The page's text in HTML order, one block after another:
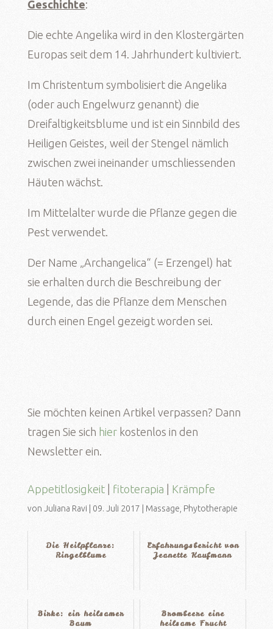
Geschichte:
Die echte Angelika wird in den Klostergärten
Europas seit dem 14. Jahrhundert kultiviert.
Im Christentum symbolisiert die Angelika
(oder auch Engelwurz genannt) die
Dreifaltigkeitsblume und ist ein Sinnbild des
Heiligen Geistes, weil der Stengel nämlich
zwischen zwei ineinander umschliessenden
Häuten wächst.
Im Mittelalter wurde die Pflanze gegen die
Pest verwendet.
Der Name „Archangelica“ (= Erzengel) hat
sie erhalten durch die Beschreibung der
Legende, das die Pflanze dem Menschen
durch einen Engel gezeigt worden sei.
Sie möchten keinen Artikel verpassen? Dann
tragen Sie sich hierkostenlos in den
Newsletter ein.
Appetitlosigkeit| fitoterapia Krämpfe
von Juliana Ravi 09. Juli 2017 Massage Phytotherapie
Die Heilpflanze:
Ringelblume
Erfahrungsbericht von
Jeanette Kaufmann
Birke: ein heilsamer
Baum
Brombeere eine
heilsame Frucht